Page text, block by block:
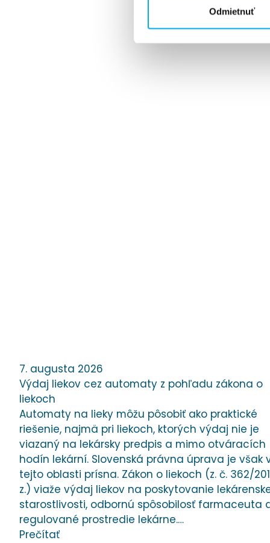
Odmietnuť
7. augusta 2026
Výdaj liekov cez automaty z pohľadu zákona o
liekoch
Automaty na lieky môžu pôsobiť ako praktické
riešenie, najmä pri liekoch, ktorých výdaj nie je
viazaný na lekársky predpis a mimo otváracích
hodín lekární. Slovenská právna úprava je však
tejto oblasti prísna. Zákon o liekoch (z. č. 362/
z.) viaže výdaj liekov na poskytovanie
starostlivosti, odbornú spôsobilosť farmaceuta
regulované prostredie lekárne.…
Prečítať